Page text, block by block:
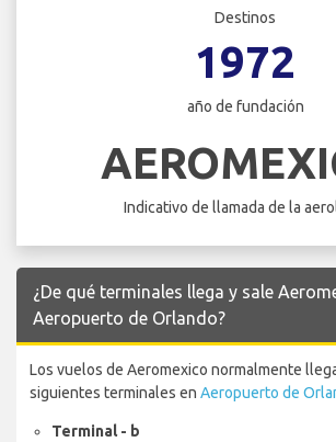
Destinos
1972
año de fundación
Indicativo de llamada de la
¿De qué terminales llega y sale
Aeropuerto de Orlando?
Los vuelos de Aeromexico normalmente
siguientes terminales en Aeropuerto de
Terminal - b